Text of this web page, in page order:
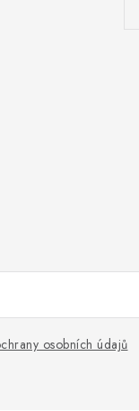
osobních údajů